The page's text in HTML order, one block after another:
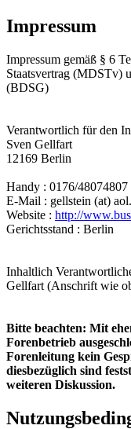
Impressum
Impressum gemäß § 6
Staatsvertrag (MDSTv)
(BDSG)
Verantwortlich für den
Sven Gellfart
12169 Berlin
Handy : 0176/48074807
E-Mail : gellstein (at)
Website : http://
Gerichtsstand : Berlin
Inhaltlich
Gellfart (Anschrift wie
Bitte beachten: Mit
Forenbetrieb
Forenleitung kein
diesbezüglich sind
weiteren Diskussion.